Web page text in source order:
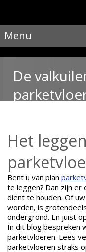
Menu
De
Het
Bent u van plan
te leggen? Dan zijn er
dient te houden. Of
worden, is
ondergrond. En juist
In dit blog bespreken
parketvloeren. Lees
parketvloeren straks